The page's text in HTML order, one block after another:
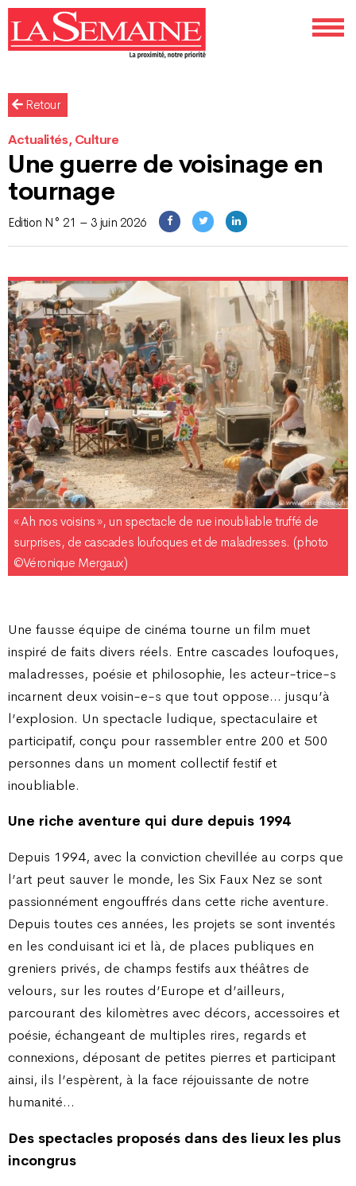
Retour
Actualités, Culture
Une guerre de voisinage en
tournage
Edition N° 21 – 3 juin 2026
« Ah nos voisins », un spectacle de rue inoubliable truffé de
surprises, de cascades loufoques et de maladresses. (photo
©Véronique Mergaux)
Une fausse équipe de cinéma tourne un film muet
inspiré de faits divers réels. Entre cascades loufoques,
maladresses, poésie et philosophie, les acteur-trice-s
incarnent deux voisin-e-s que tout oppose… jusqu’à
l’explosion. Un spectacle ludique, spectaculaire et
participatif, conçu pour rassembler entre 200 et 500
personnes dans un moment collectif festif et
inoubliable.
Une riche aventure qui dure depuis 1994
Depuis 1994, avec la conviction chevillée au corps que
l’art peut sauver le monde, les Six Faux Nez se sont
passionnément engouffrés dans cette riche aventure.
Depuis toutes ces années, les projets se sont inventés
en les conduisant ici et là, de places publiques en
greniers privés, de champs festifs aux théâtres de
velours, sur les routes d’Europe et d’ailleurs,
parcourant des kilomètres avec décors, accessoires et
poésie, échangeant de multiples rires, regards et
connexions, déposant de petites pierres et participant
ainsi, ils l’espèrent, à la face réjouissante de notre
humanité…
Des spectacles proposés dans des lieux les plus
incongrus